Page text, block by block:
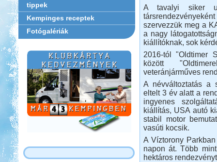
tippek
Kempinges receptek
Fotógalériák
A tavalyi siker
szervezzük meg a
a nagy
kiállítóknak, sok
2016-tól "Oldtimer
között
veteránjárműves
A névváltoztatás a
eltelt 3 év alatt a
ingyenes
kiállítás, USA autó
stabil motor
vasúti kocsik.
A Víztorony
napon át. Több
hektáros